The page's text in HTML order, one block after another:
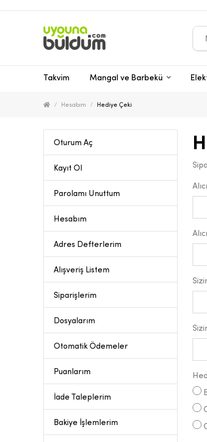
Takvim Mangal ve Barbekü
Hesabım Hediye Çeki
Oturum Aç
Kayıt Ol
Parolamı Unuttum
Hesabım
Adres Defterlerim
Alışveriş Listem
Siparişlerim
Dosyalarım
Otomatik Ödemeler
Puanlarım
İade Taleplerim
Bakiye İşlemlerim